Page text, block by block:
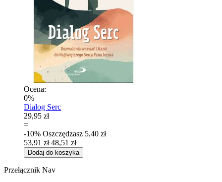
Ocena:
0%
Dialog Serc
29,95 zł
=
-10% Oszczędzasz 5,40 zł
53,91 zł 48,51 zł
Dodaj do koszyka
Przełącznik Nav